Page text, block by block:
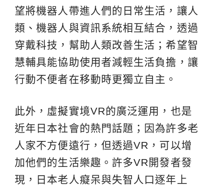
望將機器人帶進人們的日常生活，讓人
類、機器人與資訊系統相互結合，透過
穿戴科技，幫助人類改善生活；希望智
慧輔具能協助使用者減輕生活負擔，讓
行動不便者在移動時更獨立自主。
此外，虛擬實境VR的廣泛運用，也是
近年日本社會的熱門話題；因為許多老
人家不方便遠行，但透過VR，可以增
加他們的生活樂趣。許多VR開發者發
現，日本老人癡呆與失智人口逐年上